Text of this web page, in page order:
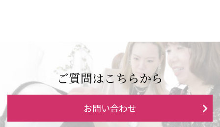
ご質問はこちらから
お問い合わせ